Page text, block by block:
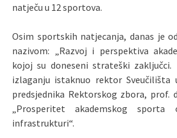
natječu u 12 sportova.
Osim sportskih natjecanja, danas je
nazivom: „Razvoj i perspektiva
kojoj su doneseni strateški
izlaganju istaknuo rektor
predsjednika Rektorskog zbora, prof.
„Prosperitet akademskog
infrastrukturi“.